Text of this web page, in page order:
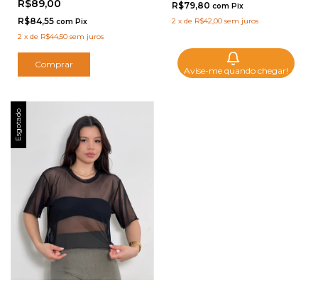
R$89,00
R$84,55 com Pix
2 x de R$44,50 sem juros
Comprar
R$79,80 com Pix
2 x de R$42,00 sem juros
Avise-me quando chegar!
Esgotado